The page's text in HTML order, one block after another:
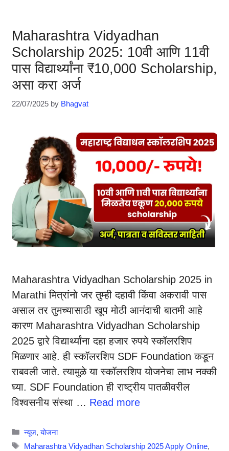
Maharashtra Vidyadhan
Scholarship 2025: 10वी आणि 11वी
पास विद्यार्थ्यांना ₹10,000 Scholarship,
असा करा अर्ज
22/07/2025 by Bhagvat
Maharashtra Vidyadhan Scholarship 2025 in
Marathi मित्रांनो जर तुम्ही दहावी किंवा अकरावी पास
असाल तर तुमच्यासाठी खूप मोठी आनंदाची बातमी आहे
कारण Maharashtra Vidyadhan Scholarship
2025 द्वारे विद्यार्थ्यांना दहा हजार रुपये स्कॉलरशिप
मिळणार आहे. ही स्कॉलरशिप SDF Foundation कडून
राबवली जाते. त्यामुळे या स्कॉलरशिप योजनेचा लाभ नक्की
घ्या. SDF Foundation ही राष्ट्रीय पातळीवरील
विश्वसनीय संस्था … Read more
Categories
न्यूज,योजना
Tags
Maharashtra Vidyadhan Scholarship 2025 Apply Online,